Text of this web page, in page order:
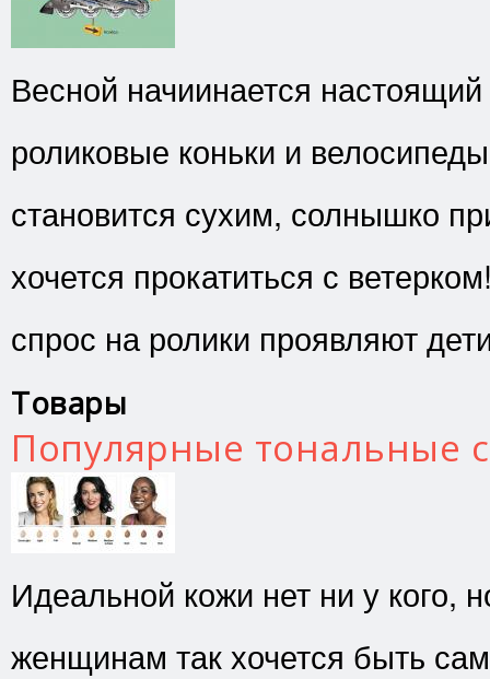
Весной начиинается
роликовые коньки и
становится сухим, солнышко
хочется прокатиться с
спрос на ролики проявляют
Товары
Популярные тональные
Идеальной кожи нет ни у кого,
женщинам так хочется быть